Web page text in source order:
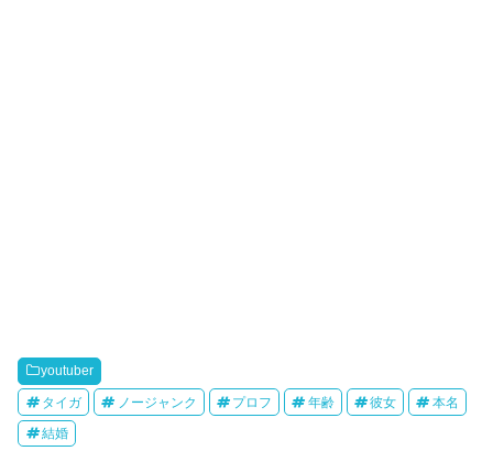
youtuber
タイガ ノージャンク プロフ 年齢 彼女 本名
結婚